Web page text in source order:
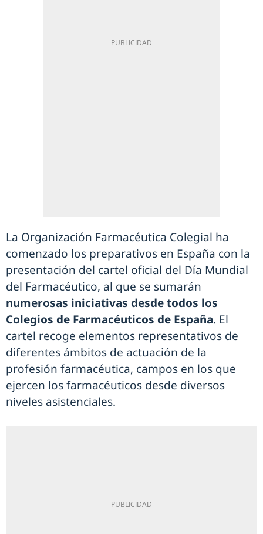
La Organización Farmacéutica Colegial ha
comenzado los preparativos en España con la
presentación del cartel oficial del Día Mundial
del Farmacéutico, al que se sumarán
numerosas iniciativas desde todos los
Colegios de Farmacéuticos de España. El
cartel recoge elementos representativos de
diferentes ámbitos de actuación de la
profesión farmacéutica, campos en los que
ejercen los farmacéuticos desde diversos
niveles asistenciales.